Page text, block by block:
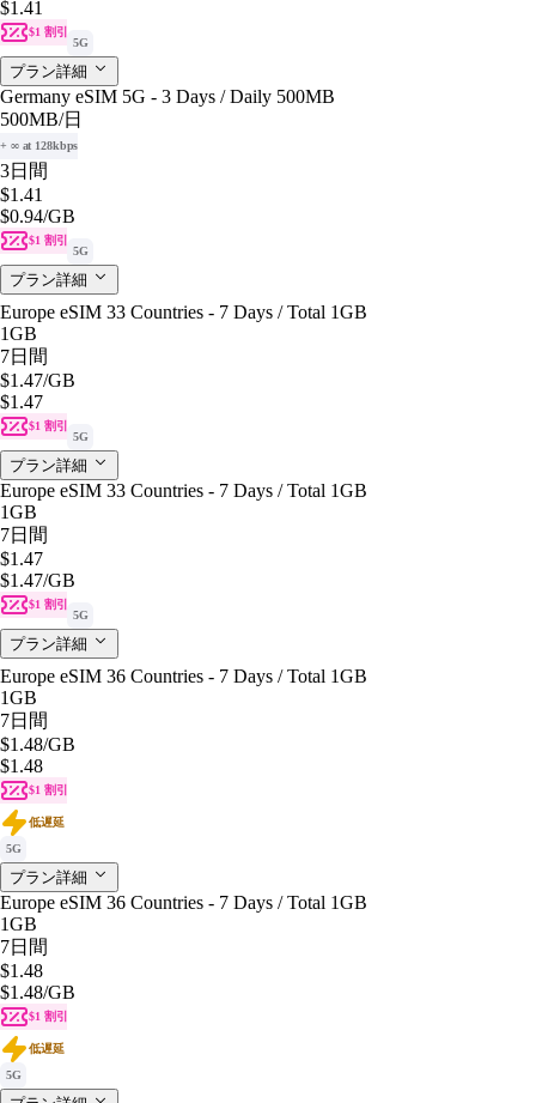
$1.41
$1 割引
5G
プラン詳細
Germany eSIM 5G - 3 Days / Daily 500MB
500MB/日
+ ∞ at 128kbps
3日間
$1.41
$0.94/GB
$1 割引
5G
プラン詳細
Europe eSIM 33 Countries - 7 Days / Total 1GB
1GB
7日間
$1.47/GB
$1.47
$1 割引
5G
プラン詳細
Europe eSIM 33 Countries - 7 Days / Total 1GB
1GB
7日間
$1.47
$1.47/GB
$1 割引
5G
プラン詳細
Europe eSIM 36 Countries - 7 Days / Total 1GB
1GB
7日間
$1.48/GB
$1.48
$1 割引
低遅延
5G
プラン詳細
Europe eSIM 36 Countries - 7 Days / Total 1GB
1GB
7日間
$1.48
$1.48/GB
$1 割引
低遅延
5G